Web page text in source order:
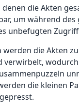
denen die Akten
um während des
unbefugten
werden die Akten
verwirbelt,
die kleinen